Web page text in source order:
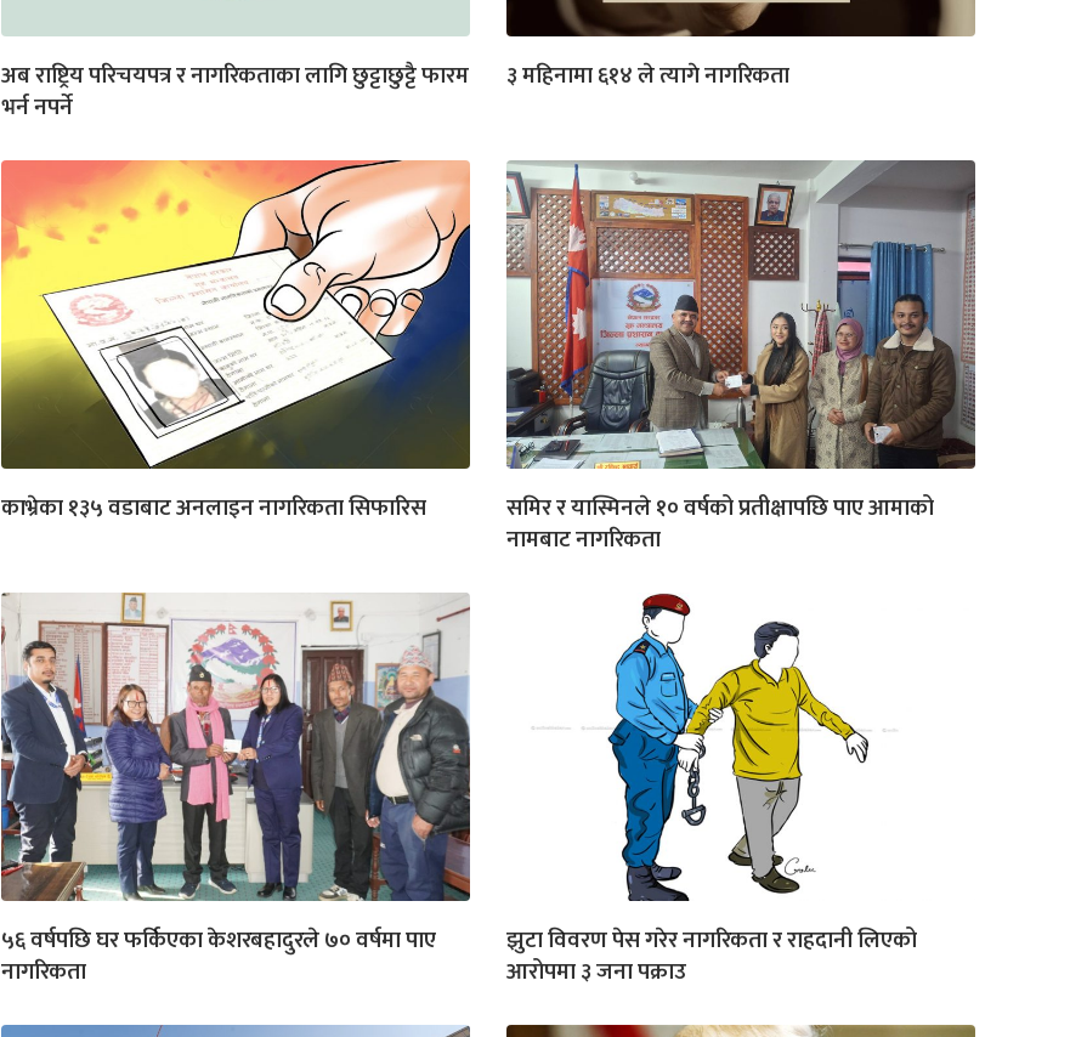
अब राष्ट्रिय परिचयपत्र र नागरिकताका लागि छुट्टाछुट्टै फारम
भर्न नपर्ने
३ महिनामा ६१४ ले त्यागे नागरिकता
काभ्रेका १३५ वडाबाट अनलाइन नागरिकता सिफारिस
समिर र यास्मिनले १० वर्षको प्रतीक्षापछि पाए आमाको
नामबाट नागरिकता
५६ वर्षपछि घर फर्किएका केशरबहादुरले ७० वर्षमा पाए
नागरिकता
झुटा विवरण पेस गरेर नागरिकता र राहदानी लिएको
आरोपमा ३ जना पक्राउ